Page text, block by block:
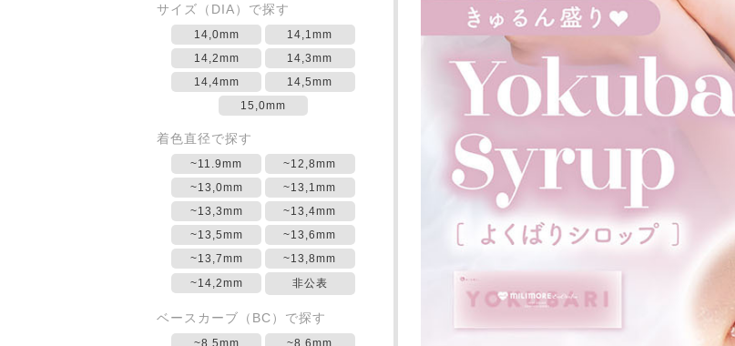
サイズ（DIA）で探す
14,0mm
14,1mm
14,2mm
14,3mm
14,4mm
14,5mm
15,0mm
着色直径で探す
~11.9mm
~12,8mm
~13,0mm
~13,1mm
~13,3mm
~13,4mm
~13,5mm
~13,6mm
~13,7mm
~13,8mm
~14,2mm
非公表
ベースカーブ（BC）で探す
~8,5mm
~8,6mm